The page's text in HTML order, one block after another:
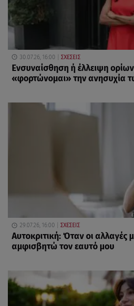
30.07.26, 16:00 ΣΧΕΣΕΙΣ
Eνσυναίσθηση ή έλλειψη ορίων;
«φορτώνομαι» την ανησυχία
29.07.26, 16:00 ΣΧΕΣΕΙΣ
Αυτοκριτική: Όταν οι αλλαγές
αμφισβητώ τον εαυτό μου